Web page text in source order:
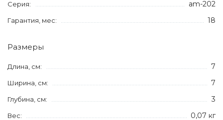
Серия: am-202
Гарантия, мес: 18
Размеры
Длина, см: 7
Ширина, см: 7
Глубина, см: 3
Вес: 0,07 кг